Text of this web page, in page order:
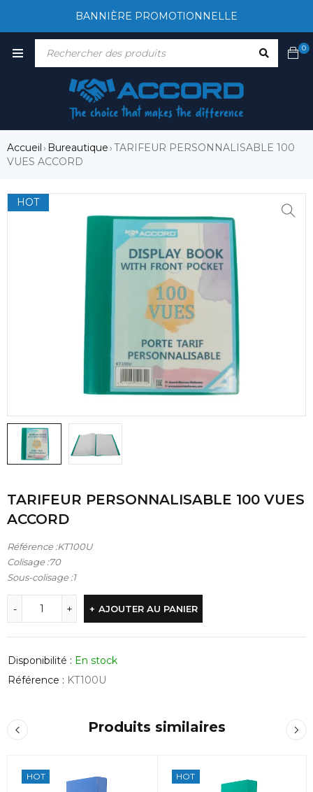
BANNIÈRE PROMOTIONNELLE
0
Accueil› Bureautique›TARIFEUR PERSONNALISABLE 100
VUES ACCORD
HOT
TARIFEUR PERSONNALISABLE 100 VUES
ACCORD
Référence :KT100U
Colisage :70
Sous-colisage :1
AJOUTER AU PANIER
Disponibilité : En stock
Référence : KT100U
Produits similaires
HOT HOT